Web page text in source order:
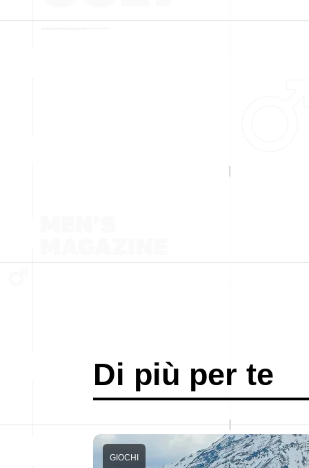
Di più per te
GIOCHI